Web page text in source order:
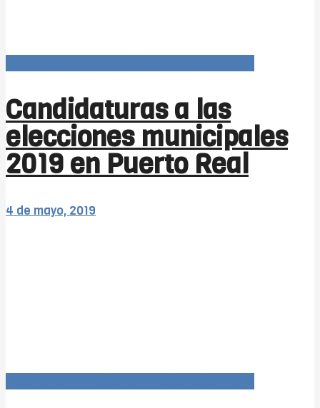
Candidaturas a las
elecciones municipales
2019 en Puerto Real
4 de mayo, 2019